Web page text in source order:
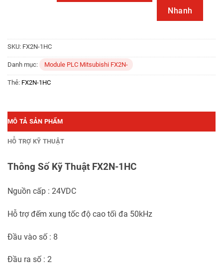
Nhanh
SKU: FX2N-1HC
Danh mục: Module PLC Mitsubishi FX2N-
Thẻ: FX2N-1HC
MÔ TẢ SẢN PHẨM
HỖ TRỢ KỸ THUẬT
Thông Số Kỹ Thuật FX2N-1HC
Nguồn cấp : 24VDC
Hỗ trợ đếm xung tốc độ cao tối đa 50kHz
Đầu vào số : 8
Đầu ra số : 2